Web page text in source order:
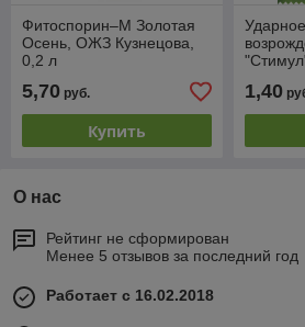
Фитоспорин–М Золотая
Осень, ОЖЗ Кузнецова,
0,2 л
5,70 руб.
Купить
1,40
О нас
Рейтинг не сформирован
Менее 5 отзывов за последний год
Работает с 16.02.2018